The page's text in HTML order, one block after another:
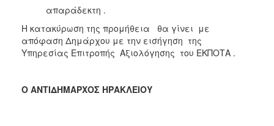
απαράδεκτη .
Η κατακύρωση της προμήθεια θα γίνει με
απόφαση Δημάρχου με την εισήγηση της
Υπηρεσίας Επιτροπής Αξιολόγησης του ΕΚΠΟΤΑ .
Ο ΑΝΤΙΔΗΜΑΡΧΟΣ ΗΡΑΚΛΕΙΟΥ